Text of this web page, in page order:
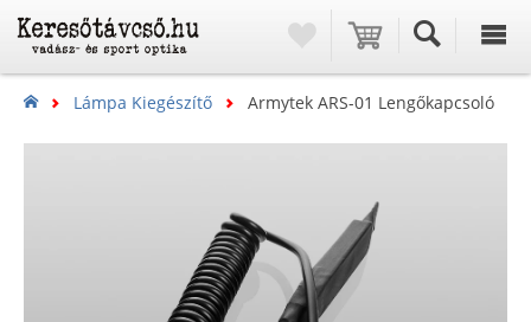
Lámpa Kiegészítő Armytek ARS-01 Lengőkapcsoló